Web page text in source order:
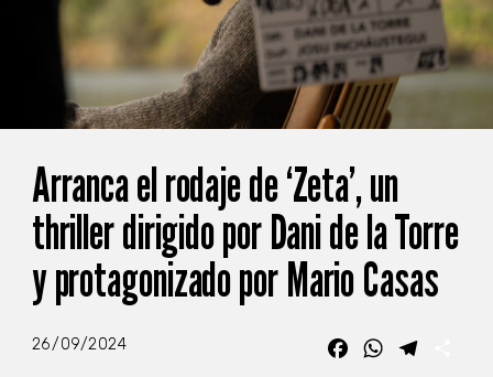
Arranca el rodaje de ‘Zeta’, un
thriller dirigido por Dani de la Torre
y protagonizado por Mario Casas
26/09/2024 FacebookWhatsApp